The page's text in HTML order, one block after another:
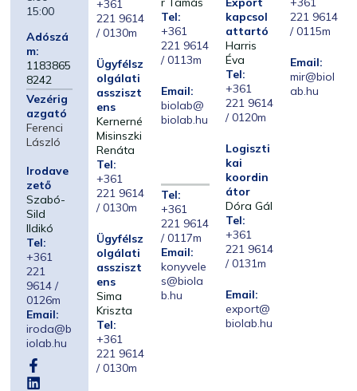
15:00
Adószá
m:
1183865
8242
Vezérig
azgató
Ferenci
László
Irodave
zető
Szabó-
Sild
Ildikó
Tel:
+361
221
9614 /
0126m
Email:
iroda@b
iolab.hu
+361
221 9614
/ 0130m
Ügyfélsz
olgálati
assziszt
ens
Kernerné
Misinszki
Renáta
Tel:
+361
221 9614
/ 0130m
Ügyfélsz
olgálati
assziszt
ens
Sima
Kriszta
Tel:
+361
221 9614
/ 0130m
Tel:
+361
221 9614
/ 0113m
Email:
biolab@
biolab.hu
Tel:
+361
221 9614
/ 0117m
Email:
konyvele
s@biola
b.hu
kapcsol
attartó
Harris
Éva
Tel:
+361
221 9614
/ 0120m
Logiszti
kai
koordin
átor
Dóra Gál
Tel:
+361
221 9614
/ 0131m
Email:
export@
biolab.hu
221 9614
/ 0115m
Email:
mir@biol
ab.hu